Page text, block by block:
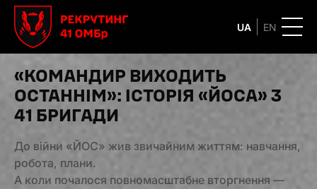
UA EN
«КОМАНДИР ВИХОДИТЬ
ОСТАННІМ»: ІСТОРІЯ «ЙОСА» З
41 БРИГАДИ
До війни «ЙОС» жив звичайним життям: навчання,
робота, плани.
А коли почалося повномасштабне вторгнення —